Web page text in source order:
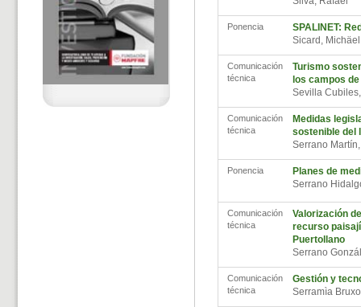
Ponencia
SPALINET:
Sicard,
Comunicación
técnica
Turismo
los campos
Sevilla
Comunicación
técnica
Medidas
sostenible del
Serrano
Ponencia
Planes de
Serrano
Comunicación
técnica
Valorización
recurso
Puertollano
Serrano
Comunicación
técnica
Gestión y
Serramìa